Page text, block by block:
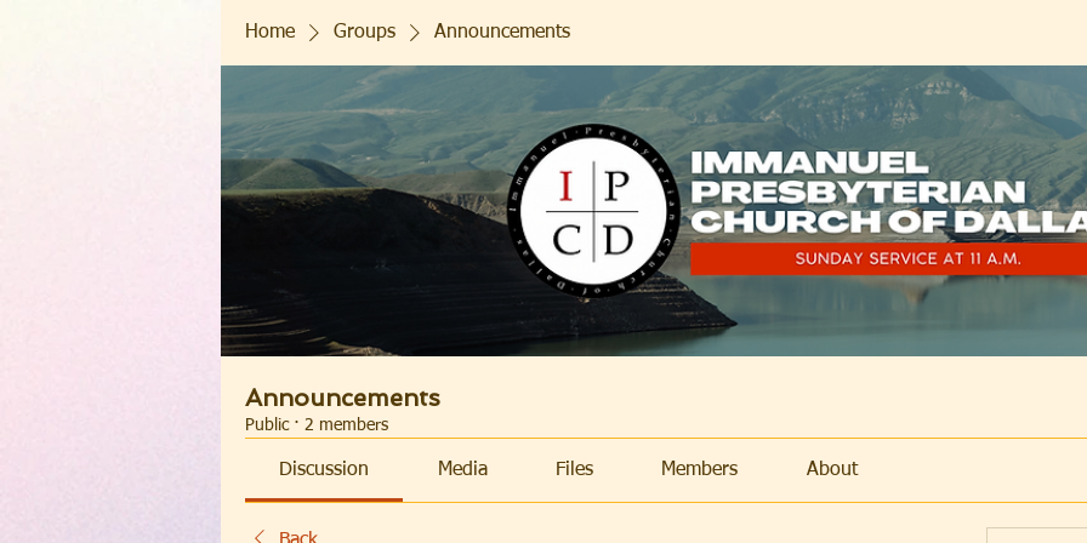
Home Groups Announcements
Announcements
Public · 2 members
Discussion Media Files Members About